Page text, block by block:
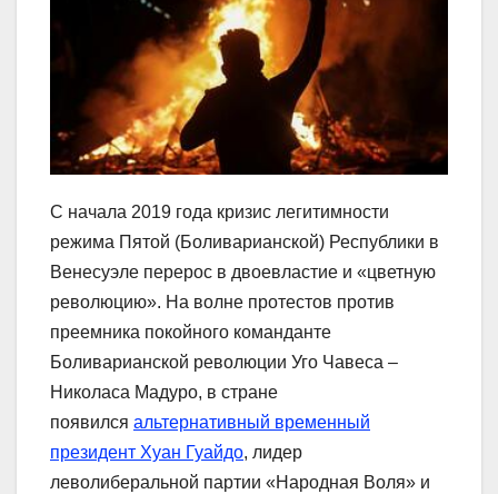
С начала 2019 года кризис легитимности
режима Пятой (Боливарианской) Республики в
Венесуэле перерос в двоевластие и «цветную
революцию». На волне протестов против
преемника покойного команданте
Боливарианской революции Уго Чавеса –
Николаса Мадуро, в стране
появился альтернативный временный
президент Хуан Гуайдо, лидер
леволиберальной партии «Народная Воля» и